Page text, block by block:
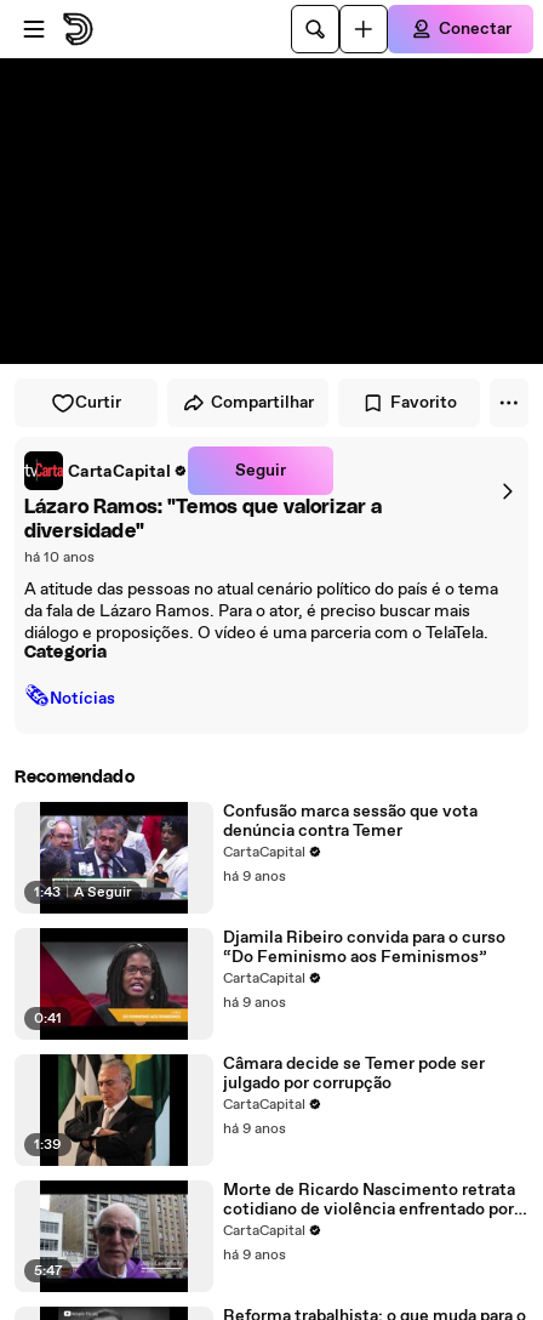
Pular para o player
Ir para o conteúdo principal
Conectar
Curtir Compartilhar Favorito
CartaCapital Seguir
Lázaro Ramos: "Temos que valorizar a
diversidade"
há 10 anos
A atitude das pessoas no atual cenário político do país é o tema
da fala de Lázaro Ramos. Para o ator, é preciso buscar mais
diálogo e proposições. O vídeo é uma parceria com o TelaTela.
Categoria
🗞Notícias
Recomendado
1:43 | A Seguir
Confusão marca sessão que vota
denúncia contra Temer
CartaCapital
há 9 anos
0:41
Djamila Ribeiro convida para o curso
“Do Feminismo aos Feminismos”
CartaCapital
há 9 anos
1:39
Câmara decide se Temer pode ser
julgado por corrupção
CartaCapital
há 9 anos
5:47
Morte de Ricardo Nascimento retrata
cotidiano de violência enfrentado por
catadores
CartaCapital
há 9 anos